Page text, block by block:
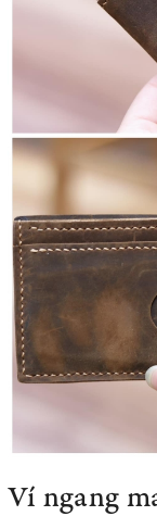
Ví ngang